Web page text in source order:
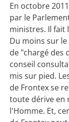
En octobre
par le
ministres. Il fait
Du moins sur
de "chargé des
conseil
mis sur pied.
de Frontex se
toute dérive en
l'Homme. Et,